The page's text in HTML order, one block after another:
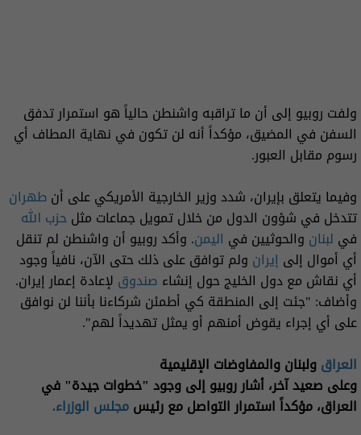
ولفت روبيو إلى أن ما تراقبه واشنطن حالياً هو استمرار تدفق
السفن في المضيق، مؤكداً أنه لن تكون في نهاية المطاف أي
رسوم مقابل العبور.
وفيما يتعلق بإيران، شدد وزير الخارجية الأمريكي على أنطهران
تتدخل في شؤون الدول من خلال تمويل جماعات مثل حزب الله
في لبنان والحوثيين في اليمن. وأكد روبيو أن واشنطن لم تنقل
أي أموال إلى إيران ولم توافق على ذلك حتى الآن، نافياً وجود
أي نقاش مع دول الخليج حول إنشاء صندوق لإعادة إعمار إيران.
وأضاف: "جئت إلى المنطقة كي أطمئن شركاءنا بأننا لن نوافق
على أي إجراء يقوض أمنهم أو يمثل تهديداً لهم".
العراقولبنان والمفاوضات الإقليمية
وعلى صعيد آخر، أشار روبيو إلى وجود "خطوات جيدة" في
العراق، مؤكداً استمرار التواصل مع رئيسمجلس الوزراء.